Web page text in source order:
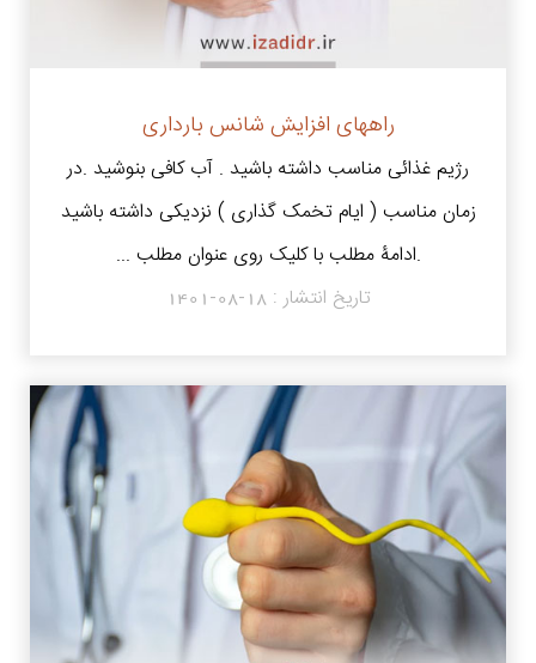
راههای افزایش شانس بارداری
رژیم غذائی مناسب داشته باشید . آب کافی بنوشید .در
زمان مناسب ( ایام تخمک گذاری ) نزدیکی داشته باشید
.ادامۀ مطلب با کلیک روی عنوان مطلب ...
تاریخ انتشار :1401-08-18